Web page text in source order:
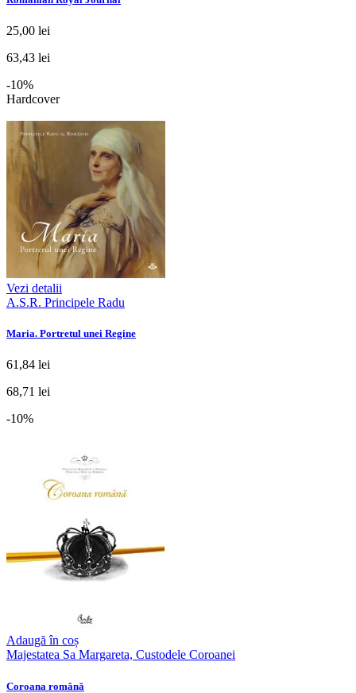
25,00 lei
63,43 lei
-10%
Hardcover
Vezi detalii
A.S.R. Principele Radu
Maria. Portretul unei Regine
61,84 lei
68,71 lei
-10%
Adaugă în coș
Majestatea Sa Margareta, Custodele Coroanei
Coroana română